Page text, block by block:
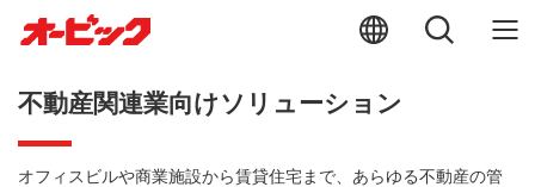
不動産関連業向けソリューション
オフィスビルや商業施設から賃貸住宅まで、あらゆる不動産の管